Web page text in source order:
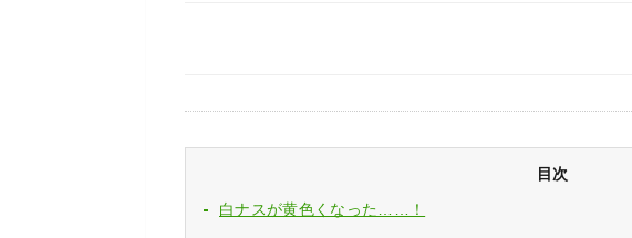
目次
白ナスが黄色くなった……！